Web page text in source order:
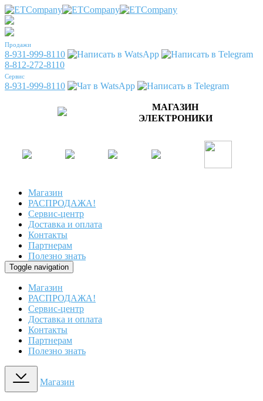
Продажи
8-931-999-8110
8-812-272-8110
Сервис
8-931-999-8110
МАГАЗИН
ЭЛЕКТРОНИКИ
Магазин
РАСПРОДАЖА!
Сервис-центр
Доставка и оплата
Контакты
Партнерам
Полезно знать
Toggle navigation
Магазин
РАСПРОДАЖА!
Сервис-центр
Доставка и оплата
Контакты
Партнерам
Полезно знать
Магазин